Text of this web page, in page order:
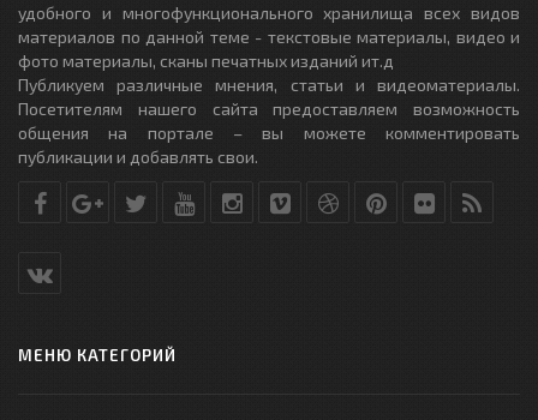
удобного и многофункционального хранилища всех видов
материалов по данной теме - текстовые материалы, видео и
фото материалы, сканы печатных изданий ит.д
Публикуем различные мнения, статьи и видеоматериалы.
Посетителям нашего сайта предоставляем возможность
общения на портале – вы можете комментировать
публикации и добавлять свои.
МЕНЮ КАТЕГОРИЙ